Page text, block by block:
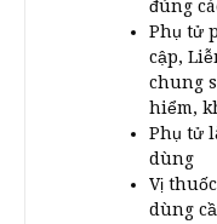
đúng
Phụ tử
cập,
chung
hiểm,
Phụ tử
dùng
Vị
dùng